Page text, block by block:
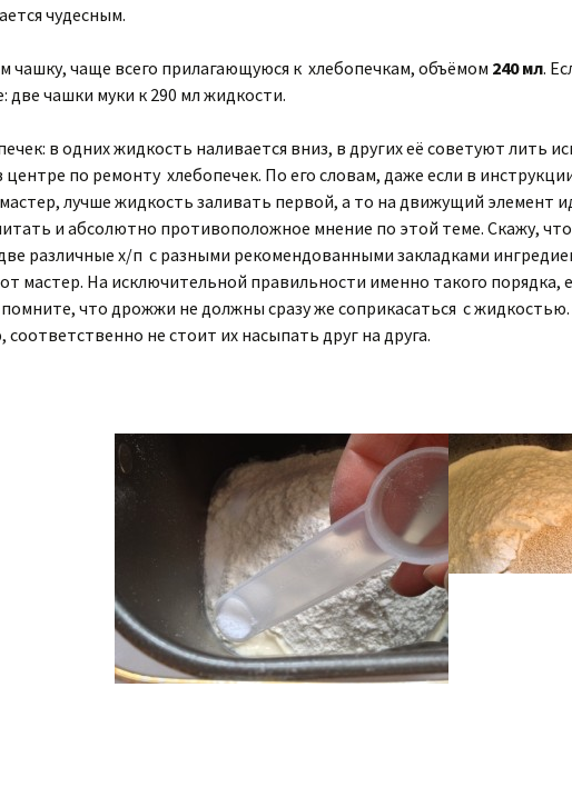
чудесным.
чашку, чаще всего прилагающуюся к хлебопечкам, объёмом 240 мл.
чашки муки к 290 мл жидкости.
в одних жидкость наливается вниз, в других её советуют лить
центре по ремонту хлебопечек. По его словам, даже если в
лучше жидкость заливать первой, а то на движущий элемент
и абсолютно противоположное мнение по этой теме. Скажу, что
различные х/п с разными рекомендованными закладками
мастер. На исключительной правильности именно такого
помните, что дрожжи не должны сразу же соприкасаться с
не стоит их насыпать друг на друга.